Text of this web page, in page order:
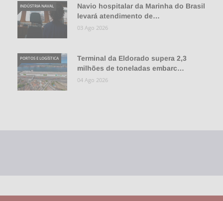
Navio hospitalar da Marinha do Brasil
levará atendimento de…
INDÚSTRIA NAVAL
03 Ago 2026
Terminal da Eldorado supera 2,3
milhões de toneladas embarc…
PORTOS E LOGÍSTICA
04 Ago 2026